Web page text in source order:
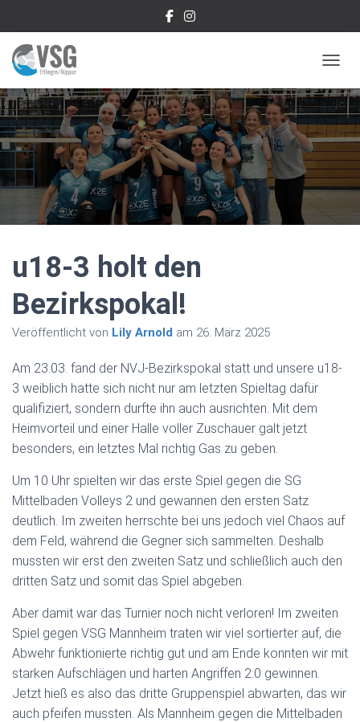
u18-3 holt den
Bezirkspokal!
Veröffentlicht von Lily Arnold am 26. März 2025
Am 23.03. fand der NVJ-Bezirkspokal statt und unsere u18-
3 weiblich hatte sich nicht nur am letzten Spieltag dafür
qualifiziert, sondern durfte ihn auch ausrichten. Mit dem
Heimvorteil und einer Halle voller Zuschauer galt jetzt
besonders, ein letztes Mal richtig Gas zu geben.
Um 10 Uhr spielten wir das erste Spiel gegen die SG
Mittelbaden Volleys 2 und gewannen den ersten Satz
deutlich. Im zweiten herrschte bei uns jedoch viel Chaos auf
dem Feld, während die Gegner sich sammelten. Deshalb
mussten wir erst den zweiten Satz und schließlich auch den
dritten Satz und somit das Spiel abgeben.
Aber damit war das Turnier noch nicht verloren! Im zweiten
Spiel gegen VSG Mannheim traten wir viel sortierter auf, die
Abwehr funktionierte richtig gut und am Ende konnten wir mit
starken Aufschlägen und harten Angriffen 2:0 gewinnen.
Jetzt hieß es also das dritte Gruppenspiel abwarten, das wir
auch pfeifen mussten. Als Mannheim gegen die Mittelbaden